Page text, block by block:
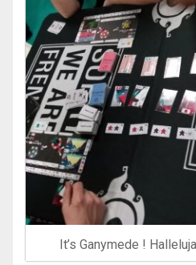
It’s Ganymede !